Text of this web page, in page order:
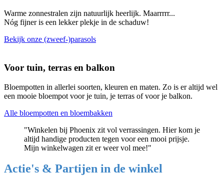
Warme zonnestralen zijn natuurlijk heerlijk. Maarrrrr...
Nóg fijner is een lekker plekje in de schaduw!
Bekijk onze (zweef-)parasols
Voor tuin, terras en balkon
Bloempotten in allerlei soorten, kleuren en maten. Zo is er altijd wel
een mooie bloempot voor je tuin, je terras of voor je balkon.
Alle bloempotten en bloembakken
"Winkelen bij Phoenix zit vol verrassingen. Hier kom je
altijd handige producten tegen voor een mooi prijsje.
Mijn winkelwagen zit er weer vol mee!"
Actie's & Partijen in de winkel